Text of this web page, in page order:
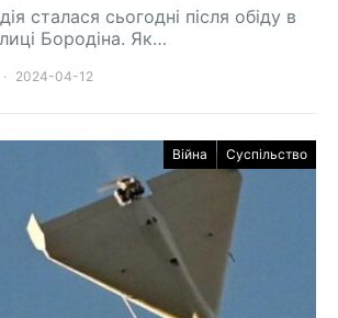
сталася сьогодні після обіду в
Бородіна. Як…
2024-04-12
Війна Суспільство